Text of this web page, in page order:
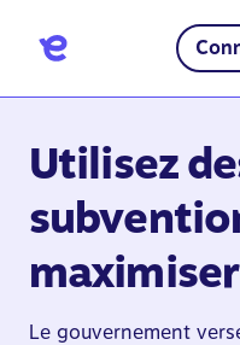
Utilisez
Le gouvernement